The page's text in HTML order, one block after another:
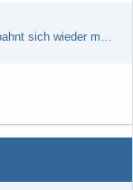
Erstes TTSC Rennen im neuen Jahr und es bahnt sich wieder mal eine Rekordteilnehmerzahl an